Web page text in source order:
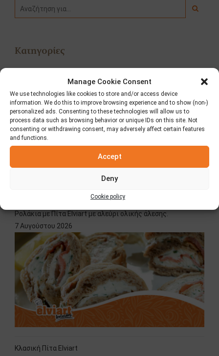
Manage Cookie Consent
We use technologies like cookies to store and/or access device
information. We do this to improve browsing experience and to show (non-)
personalized ads. Consenting to these technologies will allow us to
process data such as browsing behavior or unique IDs on this site. Not
consenting or withdrawing consent, may adversely affect certain features
and functions.
Accept
Deny
Cookie policy
Κατηγορίες
Δημοσιεύσεις – Τύπος
Διαγωνισμοί
Νέα
Ρολάκια με Πίτα Elviart με αλεύρι ολικής άλεσης.
7 Αυγούστου 2026
Κλασική Πίτα Elviart